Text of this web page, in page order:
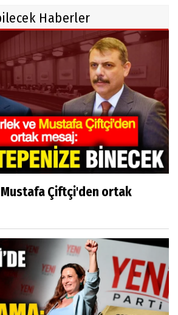
Haberler
Mustafa Çiftçi'den ortak